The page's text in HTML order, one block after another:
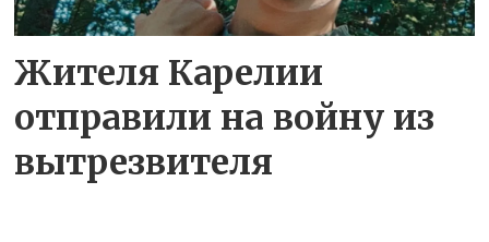
Жителя Карелии
отправили на войну из
вытрезвителя